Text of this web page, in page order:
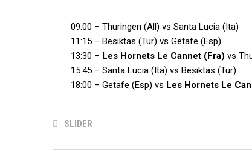
09:00 – Thuringen (All) vs Santa Lucia (Ita)
11:15 – Besiktas (Tur) vs Getafe (Esp)
13:30 – Les Hornets Le Cannet (Fra) vs
15:45 – Santa Lucia (Ita) vs Besiktas (Tur)
18:00 – Getafe (Esp) vs Les Hornets Le
SLIDER